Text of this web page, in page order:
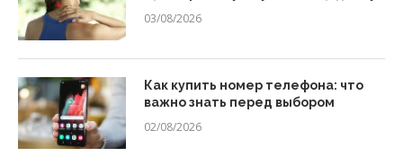
03/08/2026
Как купить номер телефона: что
важно знать перед выбором
02/08/2026